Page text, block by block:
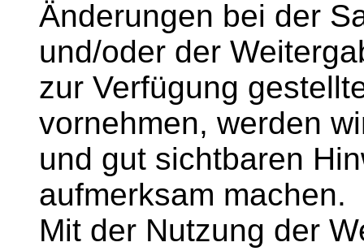
Änderungen bei der
und/oder der
zur Verfügung
vornehmen, werden
und gut sichtbaren
aufmerksam machen.
Mit der Nutzung der